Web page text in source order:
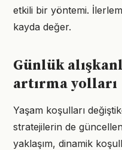
etkili bir yöntemi.
kayda değer.
Günlük
artırma yolları
Yaşam koşulları
stratejilerin de
yaklaşım, dinamik